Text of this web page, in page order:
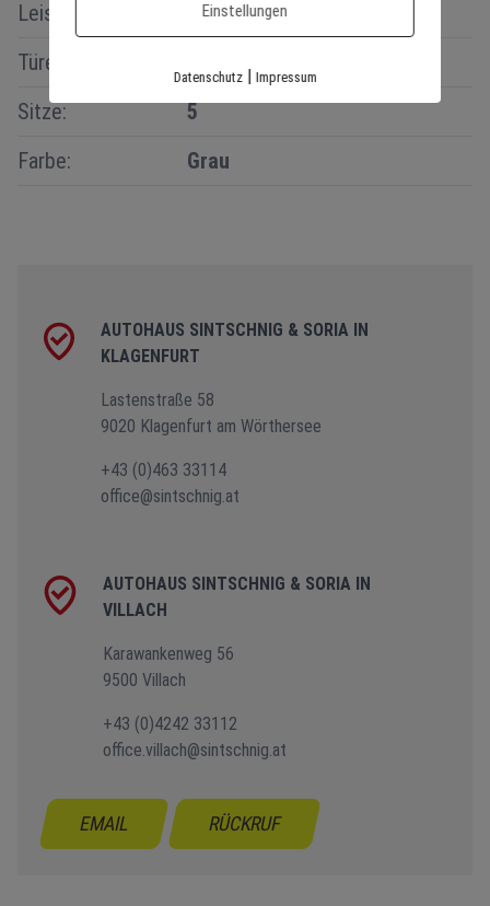
Leistung:
105 kW (140 PS)
Türen:
Sitze:
5
Farbe:
Grau
AUTOHAUS SINTSCHNIG & SORIA IN
KLAGENFURT
Lastenstraße 58
9020 Klagenfurt am Wörthersee
+43 (0)463 33114
office@sintschnig.at
AUTOHAUS SINTSCHNIG & SORIA IN
VILLACH
Karawankenweg 56
9500 Villach
+43 (0)4242 33112
office.villach@sintschnig.at
EMAIL RÜCKRUF
Einstellungen
Datenschutz| Impressum